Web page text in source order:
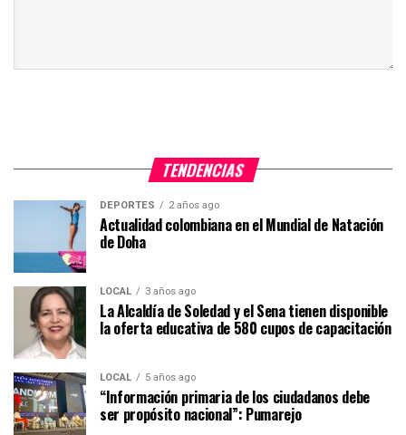
TENDENCIAS
DEPORTES 2 años ago
Actualidad colombiana en el Mundial de Natación
de Doha
LOCAL 3 años ago
La Alcaldía de Soledad y el Sena tienen disponible
la oferta educativa de 580 cupos de capacitación
LOCAL 5 años ago
“Información primaria de los ciudadanos debe
ser propósito nacional”: Pumarejo